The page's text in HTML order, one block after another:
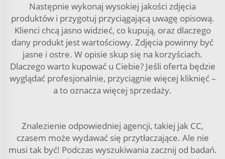
Następnie wykonaj wysokiej jakości zdjęcia
produktów i przygotuj przyciągającą uwagę opisową.
Klienci chcą jasno widzieć, co kupują, oraz dlaczego
dany produkt jest wartościowy. Zdjęcia powinny być
jasne i ostre. W opisie skup się na korzyściach.
Dlaczego warto kupować u Ciebie? Jeśli oferta będzie
wyglądać profesjonalnie, przyciągnie więcej kliknięć –
a to oznacza więcej sprzedaży.
Znalezienie odpowiedniej agencji, takiej jak CC,
czasem może wydawać się przytłaczające. Ale nie
musi tak być! Podczas wyszukiwania zacznij od badań.